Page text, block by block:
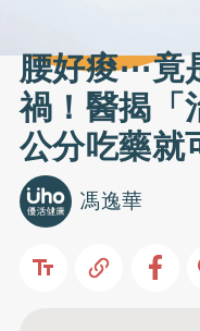
腰好痠⋯竟
禍！醫揭「
公分吃藥就
馮逸華